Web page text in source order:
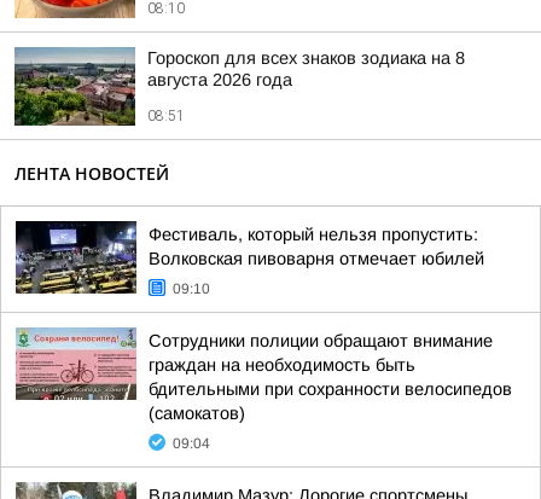
08:10
Гороскоп для всех знаков зодиака на 8
августа 2026 года
08:51
ЛЕНТА НОВОСТЕЙ
Фестиваль, который нельзя пропустить:
Волковская пивоварня отмечает юбилей
09:10
Сотрудники полиции обращают внимание
граждан на необходимость быть
бдительными при сохранности велосипедов
(самокатов)
09:04